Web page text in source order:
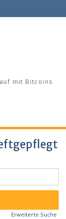
mit Bitcoins
Erweiterte Suche